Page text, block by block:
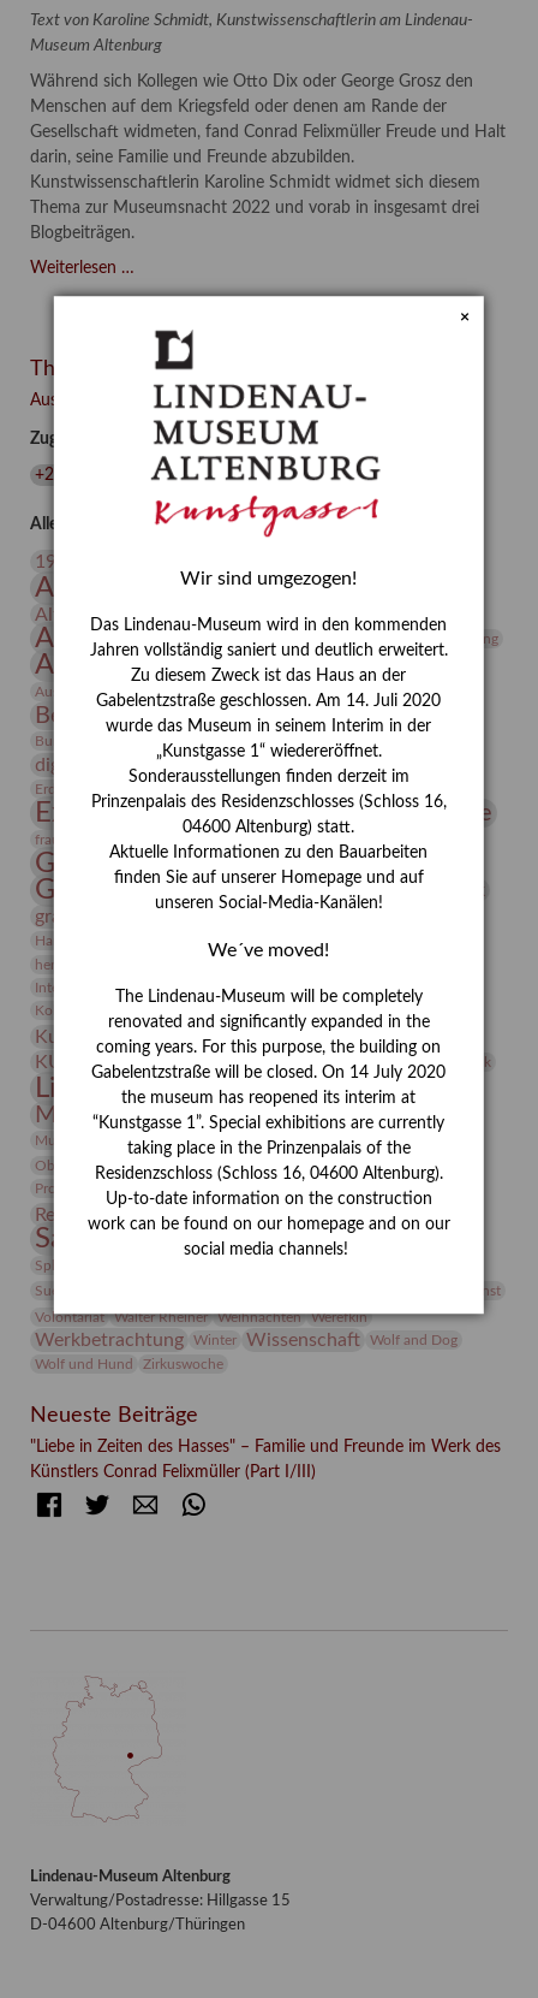
Text von Karoline Schmidt, Kunstwissenschaftlerin am Lindenau-
Museum Altenburg
Während sich Kollegen wie Otto Dix oder George Grosz den
Menschen auf dem Kriegsfeld oder denen am Rande der
Gesellschaft widmeten, fand Conrad Felixmüller Freude und Halt
darin, seine Familie und Freunde abzubilden.
Kunstwissenschaftlerin Karoline Schmidt widmet sich diesem
Thema zur Museumsnacht 2022 und vorab in insgesamt drei
Blogbeiträgen.
Weiterlesen …"Liebe
in
des
Hasses"
Familie
und
Freunde
Werk
Künstlers
Felixmüller
(Part
I/III)
Themen
Ausgewählte Auszeichnungen zurücksetzen
Zugehörige Auszeichnungen
+20. Jahrhundert(1) +Conrad Felixmüller(1)
Alle Auszeichnungen (106)
19. Jahrhundert
Altenburg
Altenburger Museen
Altenburger Praxisjahr Altenburger Schlossberg
Antike Architektur Archäologie Asta Gröting
Ausstellung
Ausstellung "Berliner Blätter"
Ausstellung „Vier Winde“
Bauhaus Berlin in den Zwanziger Jahren
Bernhard August von Lindenau Bibliothek
Burg Posterstein Conrad Felixmüller Depot Der Blaue Reiter
digitallabor Entartete Kunst
Erdmann Julius Dietrich
Erlebnisportal
Expressionismus Florenz Fotografie
frauen Frauen in der Antike und heute
Gerhard-Altenbourg-Preis
Gerhard Altenbourg
Gerhard Kurt Müller
grafische sammlung
Hanns-Conon von der Gabelentz Heinrich Kirchhoff
herman de vries
Integriertes Schädlingsmanagement
Italien Jahresempfang
Kolosseum
Kunst
Kunstmuseum Kunstvermittlung Kunst von Kühl
KUNSTWAND Kurs Künstler Künstlerin Lehmbruck
Lindenau-Museum Marstall Messeakademie
Museumsgeschichte Museumsnacht
Museumspädagogik Mäzen Napoleon Natur
Neue Remise
Objekt im Fokus
Paul Klee Peter Schnürpel Phelloplastik
Pohlhof
Provenienz
Provenienzforschung
Restaurierung Restitution Rudi Lesser Ruth Wolf-Rehfeld
Sammlung Samstagszeichner Skulptur
Sphinx
Suermondt-Ludwig-Museum
Videokunst
Volontariat
Walter Rheiner Weihnachten Werefkin
Werkbetrachtung Winter Wissenschaft
Wolf and Dog
Wolf und Hund
Zirkuswoche
Neueste Beiträge
"Liebe in Zeiten des Hasses" – Familie und Freunde im Werk des
Künstlers Conrad Felixmüller (Part I/III)
FacebookTwitter E-mail
Lindenau-Museum Altenburg
Verwaltung/Postadresse: Hillgasse 15
D-04600 Altenburg/Thüringen
×
Wir sind umgezogen!
Das Lindenau-Museum wird in den kommenden
Jahren vollständig saniert und deutlich erweitert.
Zu diesem Zweck ist das Haus an der
Gabelentzstraße geschlossen. Am 14. Juli 2020
wurde das Museum in seinem Interim in der
„Kunstgasse 1“ wiedereröffnet.
Sonderausstellungen finden derzeit im
Prinzenpalais des Residenzschlosses (Schloss 16,
04600 Altenburg) statt.
Aktuelle Informationen zu den Bauarbeiten
finden Sie auf unserer Homepage und auf
unseren Social-Media-Kanälen!
We´ve moved!
The Lindenau-Museum will be completely
renovated and significantly expanded in the
coming years. For this purpose, the building on
Gabelentzstraße will be closed. On 14 July 2020
the museum has reopened its interim at
“Kunstgasse 1”. Special exhibitions are currently
taking place in the Prinzenpalais of the
Residenzschloss (Schloss 16, 04600 Altenburg).
Up-to-date information on the construction
work can be found on our homepage and on our
social media channels!